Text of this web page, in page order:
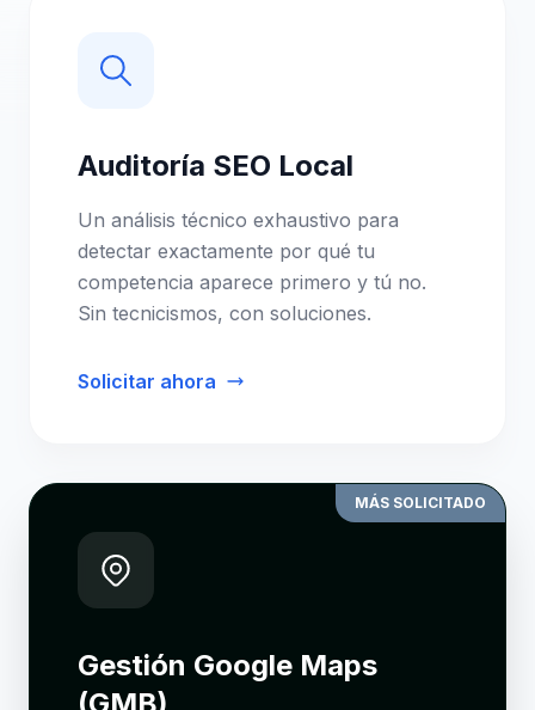
Auditoría SEO Local
Un análisis técnico exhaustivo para
detectar exactamente por qué tu
competencia aparece primero y tú no.
Sin tecnicismos, con soluciones.
Solicitar ahora
MÁS SOLICITADO
Gestión Google Maps
(GMB)